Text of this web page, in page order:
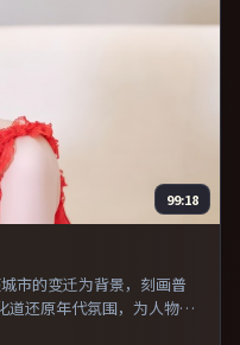
99:18
市的变迁为背景，刻画普
道还原年代氛围，为人物动
运母题的影迷。